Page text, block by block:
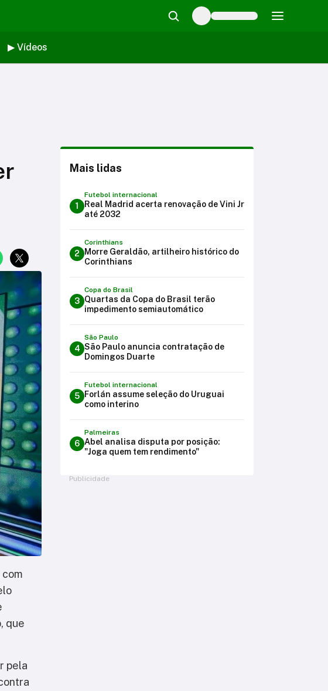
▶ Vídeos
que
pela
Mais lidas
1
Futebol internacional
Real Madrid acerta renovação de Vini Jr
até 2032
2
Corinthians
Morre Geraldão, artilheiro histórico do
Corinthians
3
Copa do Brasil
Quartas da Copa do Brasil terão
impedimento semiautomático
4
São Paulo
São Paulo anuncia contratação de
Domingos Duarte
5
Futebol internacional
Forlán assume seleção do Uruguai
como interino
6
Palmeiras
Abel analisa disputa por posição:
"Joga quem tem rendimento"
Publicidade